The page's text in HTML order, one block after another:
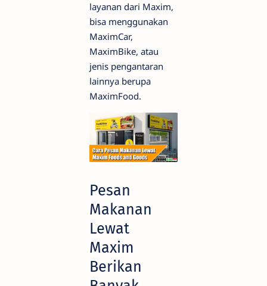
layanan dari Maxim,
bisa menggunakan
MaximCar,
MaximBike, atau
jenis pengantaran
lainnya berupa
MaximFood.
Pesan
Makanan
Lewat
Maxim
Berikan